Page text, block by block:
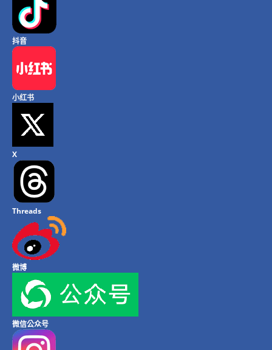
抖音
小红书
X
Threads
微博
微信公众号